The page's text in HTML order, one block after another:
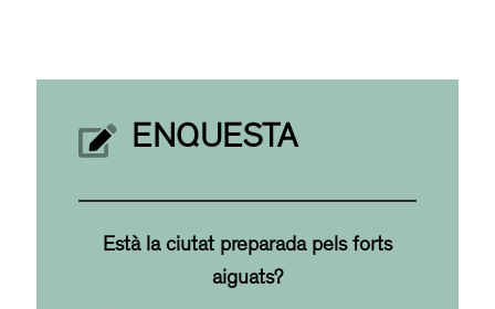
ENQUESTA
Està la ciutat preparada pels forts
aiguats?